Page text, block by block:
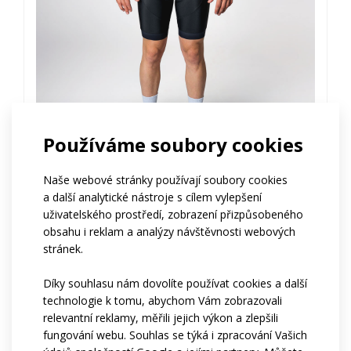
Používáme soubory cookies
Naše webové stránky používají soubory cookies
a další analytické nástroje s cílem vylepšení
uživatelského prostředí, zobrazení přizpůsobeného
obsahu i reklam a analýzy návštěvnosti webových
stránek.
Díky souhlasu nám dovolíte používat cookies a další
technologie k tomu, abychom Vám zobrazovali
relevantní reklamy, měřili jejich výkon a zlepšili
fungování webu. Souhlas se týká i zpracování Vašich
PROFI
Cyklo dres PROFI s krátkými rukávy
Cena na vyžádání
VARIANTA
ELITE
Řada ELITE je určená profesionálním sportovcům,